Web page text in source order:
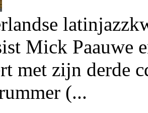
Mick Paauwe
met zijn derde
(...